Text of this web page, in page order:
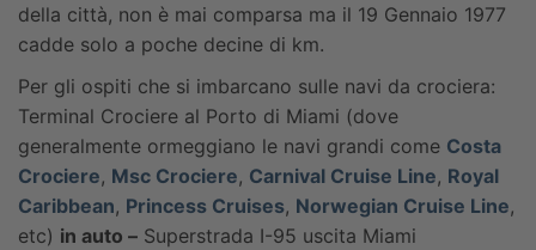
della città, non è mai comparsa ma il 19 Gennaio 1977
cadde solo a poche decine di km.
Per gli ospiti che si imbarcano sulle navi da crociera:
Terminal Crociere al Porto di Miami (dove
generalmente ormeggiano le navi grandi come Costa
Crociere, Msc Crociere, Carnival Cruise Line, Royal
Caribbean, Princess Cruises, Norwegian Cruise Line,
etc) in auto – Superstrada I-95 uscita Miami